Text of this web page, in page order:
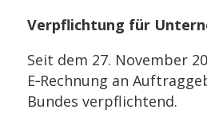
Verpflich­tung für
Seit dem 27. Novem­ber
E‑Rechnung an
Bundes verpflichtend.